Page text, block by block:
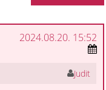
2024.08.20. 15:52
Judit